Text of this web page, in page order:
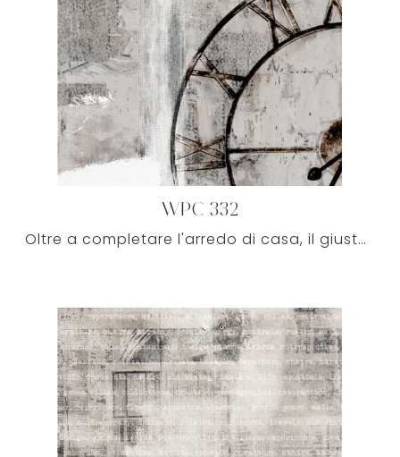
WPC 332
Oltre a completare l'arredo di casa, il giusto tipo di Carta da parati sarà in grado di trasmettere energia e serenità nel locale in base al soggetto ...